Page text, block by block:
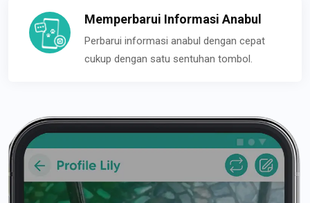
Memperbarui Informasi Anabul
Perbarui informasi anabul dengan cepat
cukup dengan satu sentuhan tombol.